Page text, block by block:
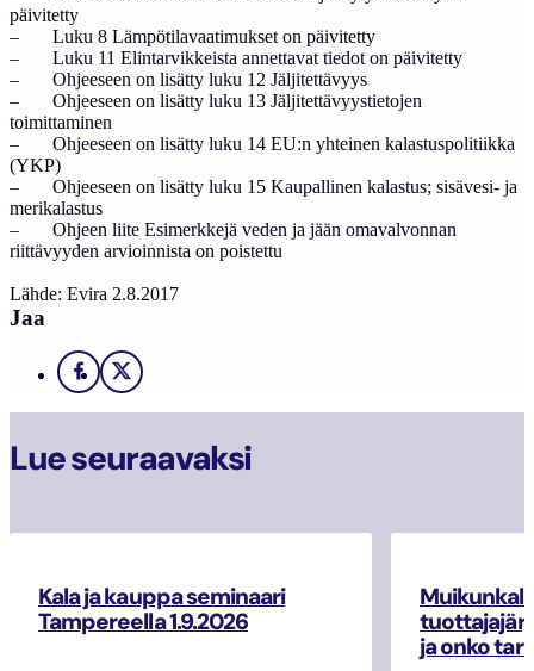
päivitetty
– Luku 8 Lämpötilavaatimukset on päivitetty
– Luku 11 Elintarvikkeista annettavat tiedot on päivitetty
– Ohjeeseen on lisätty luku 12 Jäljitettävyys
– Ohjeeseen on lisätty luku 13 Jäljitettävyystietojen
toimittaminen
– Ohjeeseen on lisätty luku 14 EU:n yhteinen kalastuspolitiikka
(YKP)
– Ohjeeseen on lisätty luku 15 Kaupallinen kalastus; sisävesi- ja
merikalastus
– Ohjeen liite Esimerkkejä veden ja jään omavalvonnan
riittävyyden arvioinnista on poistettu
Lähde: Evira 2.8.2017
Jaa
Facebook
X
Lue seuraavaksi
Kala ja kauppa seminaari
Tampereella 1.9.2026
ja onko